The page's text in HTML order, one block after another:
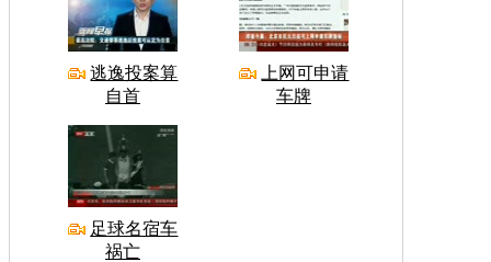
逃逸投案算
自首
上网可申请
车牌
足球名宿车
祸亡